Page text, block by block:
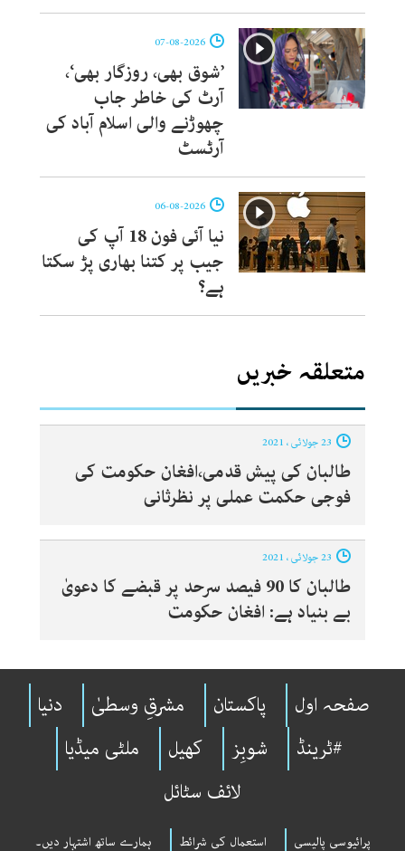
’شوق بھی، روزگار بھی‘،
آرٹ کی خاطر جاب
چھوڑنے والی اسلام آباد کی
آرٹسٹ
نیا آئی فون 18 آپ کی
جیب پر کتنا بھاری پڑ سکتا
ہے؟
متعلقہ خبریں
طالبان کی پیش قدمی،افغان حکومت کی
فوجی حکمت عملی پر نظرثانی
طالبان کا 90 فیصد سرحد پر قبضے کا دعویٰ
بے بنیاد ہے: افغان حکومت
صفحہ اول پاکستان مشرقِ وسطیٰ
دنیا
#ٹرینڈ
شوبِز کھیل
ملٹی میڈیا
لائف سٹائل
پرائیوسی پالیسی استعمال کی شرائط ہمارے ساتھ اشتہار دیں۔